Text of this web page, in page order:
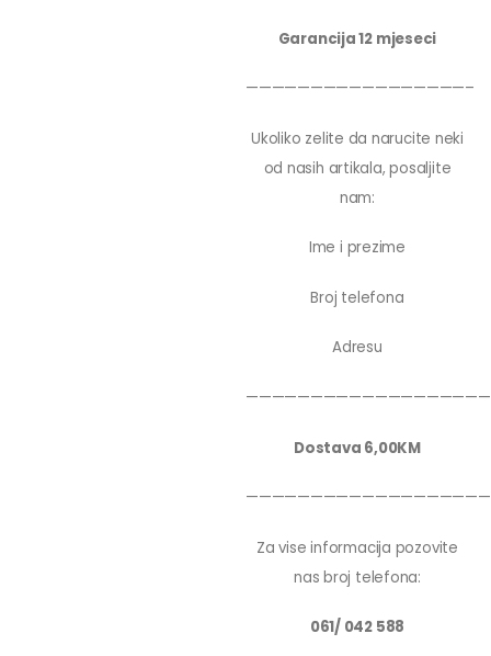
Garancija 12 mjeseci
—————————————————–
Ukoliko zelite da narucite neki
od nasih artikala, posaljite
nam:
Ime i prezime
Broj telefona
Adresu
———————————————————
Dostava 6,00KM
———————————————————
Za vise informacija pozovite
nas broj telefona:
061/ 042 588